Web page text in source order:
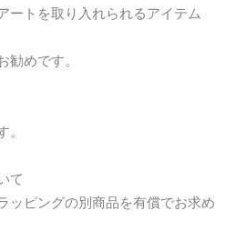
ートを取り入れられるアイテム
勧めです。
。
て
ッピングの別商品を有償でお求め